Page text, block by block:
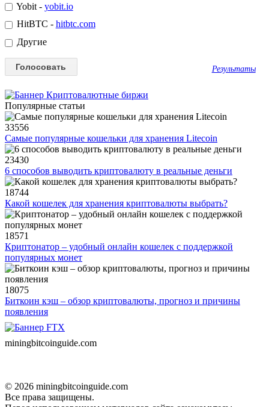
Yobit - yobit.io
HitBTC - hitbtc.com
Другие
Результаты
Популярные статьи
33556
Самые популярные кошельки для хранения Litecoin
23430
6 способов выводить криптовалюту в реальные деньги
18744
Какой кошелек для хранения криптовалюты выбрать?
18571
Криптонатор – удобный онлайн кошелек с поддержкой
популярных монет
18075
Биткоин кэш – обзор криптовалюты, прогноз и причины
появления
miningbitcoinguide.com
© 2026 miningbitcoinguide.com
Все права защищены.